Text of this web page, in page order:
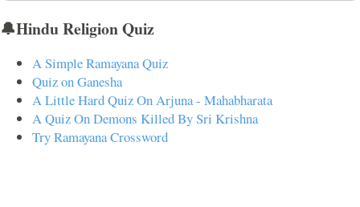
🔔Hindu Religion Quiz
A Simple Ramayana Quiz
Quiz on Ganesha
A Little Hard Quiz On Arjuna - Mahabharata
A Quiz On Demons Killed By Sri Krishna
Try Ramayana Crossword